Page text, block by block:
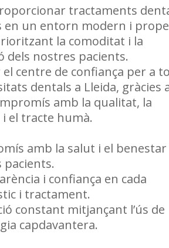
tractaments
en un entorn modern i
la comoditat i la
dels nostres pacients.
el centre de confiança per a
dentals a Lleida, gràcies
amb la qualitat, la
el tracte humà.
amb la salut i el benestar
pacients.
i confiança en cada
i tractament.
constant mitjançant l’ús de
capdavantera.